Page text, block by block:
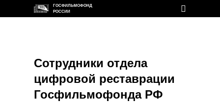
ГОСФИЛЬМОФОНД
РОССИИ
Сотрудники отдела
цифровой реставрации
Госфильмофонда РФ